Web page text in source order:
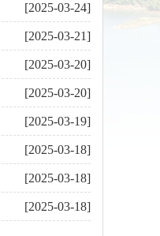
[2025-03-24]
[2025-03-21]
[2025-03-20]
[2025-03-20]
[2025-03-19]
[2025-03-18]
[2025-03-18]
[2025-03-18]